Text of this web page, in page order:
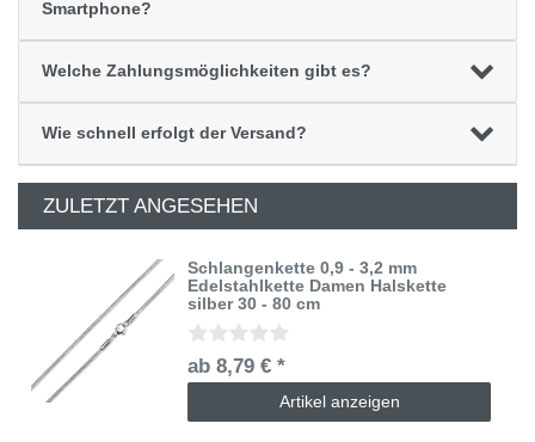
Smartphone?
Welche Zahlungsmöglichkeiten gibt es?
Wie schnell erfolgt der Versand?
ZULETZT ANGESEHEN
Schlangenkette 0,9 - 3,2 mm
Edelstahlkette Damen Halskette
silber 30 - 80 cm
ab 8,79 € *
Artikel anzeigen